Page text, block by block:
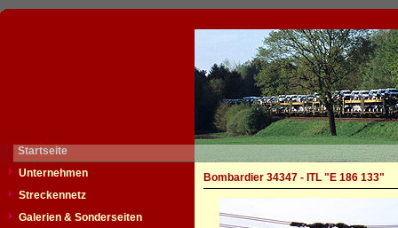
Startseite
Unternehmen
Streckennetz
Galerien & Sonderseiten
Bombardier 34347 - ITL "E 186 133"